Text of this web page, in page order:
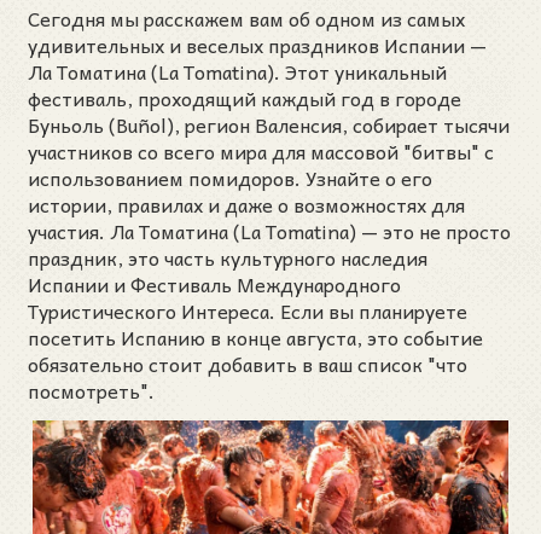
Сегодня мы расскажем вам об одном из самых
удивительных и веселых праздников Испании —
Ла Томатина (La Tomatina). Этот уникальный
фестиваль, проходящий каждый год в городе
Буньоль (Buñol), регион Валенсия, собирает тысячи
участников со всего мира для массовой "битвы" с
использованием помидоров. Узнайте о его
истории, правилах и даже о возможностях для
участия. Ла Томатина (La Tomatina) — это не просто
праздник, это часть культурного наследия
Испании и Фестиваль Международного
Туристического Интереса. Если вы планируете
посетить Испанию в конце августа, это событие
обязательно стоит добавить в ваш список "что
посмотреть".